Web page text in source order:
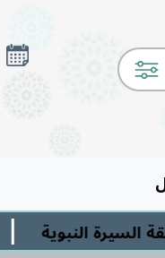
النبوية
|